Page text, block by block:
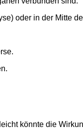
oder in der Mitte
könnte die